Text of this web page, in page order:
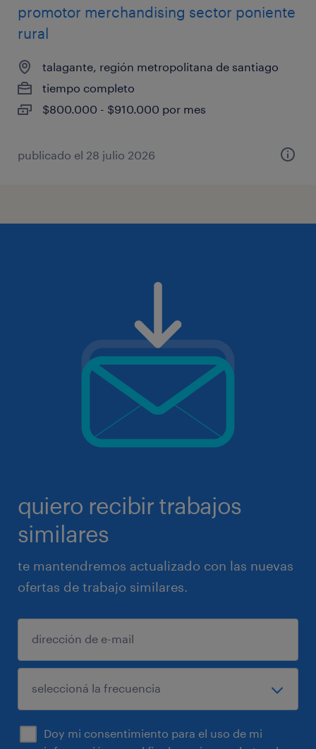
promotor merchandising sector poniente
rural
talagante, región metropolitana de santiago
tiempo completo
$800.000 - $910.000 por mes
publicado el 28 julio 2026
quiero recibir trabajos
similares
te mantendremos actualizado con las nuevas
ofertas de trabajo similares.
Doy mi consentimiento para el uso de mi